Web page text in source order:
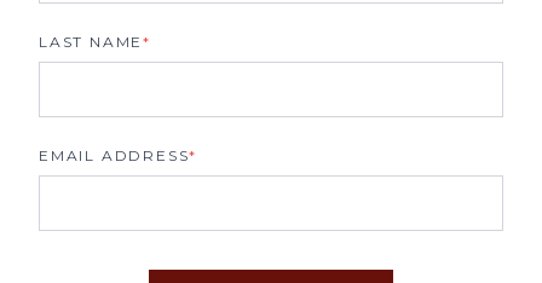
LAST NAME*
EMAIL ADDRESS*